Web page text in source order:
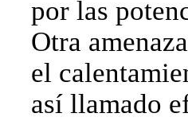
por las
Otra
el
así llamado